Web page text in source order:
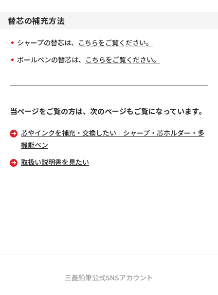
替芯の補充方法
シャープの替芯は、 こちらをご覧ください。
ボールペンの替芯は、 こちらをご覧ください。
当ページをご覧の方は、次のページもご覧になっています。
芯やインクを補充・交換したい｜シャープ・芯ホルダー・多
機能ペン
取扱い説明書を見たい
三菱鉛筆公式SNSアカウント